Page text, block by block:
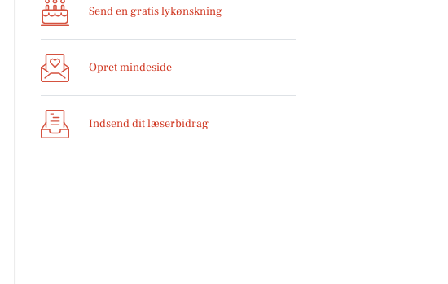
Send en gratis lykønskning
Opret mindeside
Indsend dit læserbidrag